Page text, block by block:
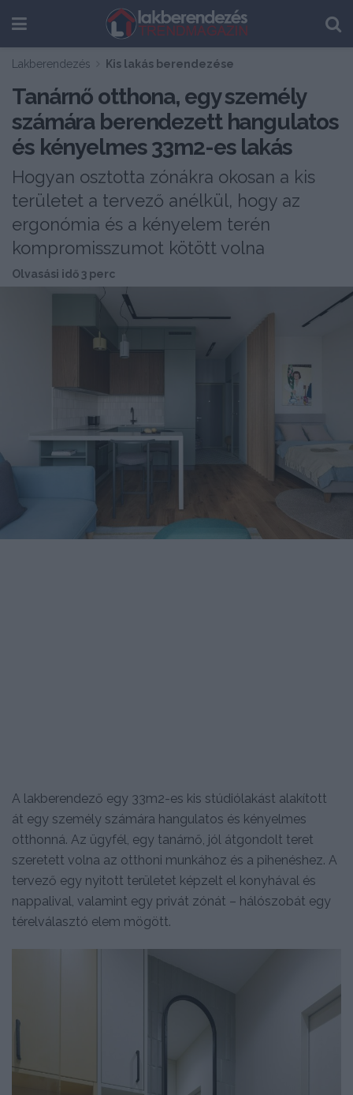
Lakberendezés Kis lakás berendezése
Tanárnő otthona, egy személy
számára berendezett hangulatos
és kényelmes 33m2-es lakás
Hogyan osztotta zónákra okosan a kis
területet a tervező anélkül, hogy az
ergonómia és a kényelem terén
kompromisszumot kötött volna
Olvasási idő 3 perc
A lakberendező egy 33m2-es kis stúdiólakást alakított
át egy személy számára hangulatos és kényelmes
otthonná. Az ügyfél, egy tanárnő, jól átgondolt teret
szeretett volna az otthoni munkához és a pihenéshez. A
tervező egy nyitott területet képzelt el konyhával és
nappalival, valamint egy privát zónát – hálószobát egy
térelválasztó elem mögött.